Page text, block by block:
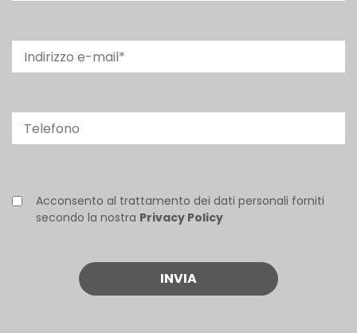
Acconsento al trattamento dei dati personali forniti
secondo la nostra Privacy Policy